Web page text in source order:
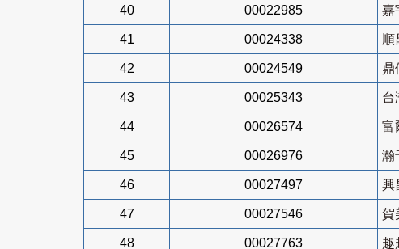
40 00022985 嘉
41 00024338 順
42 00024549 鼎
43 00025343 台
44 00026574 富
45 00026976 瀚
46 00027497 興
47 00027546 賀
48 00027763 趣